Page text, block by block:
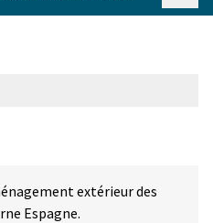
extérieur des
Espagne.